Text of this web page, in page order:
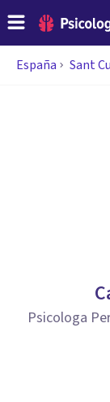
España Sant
Psicologa